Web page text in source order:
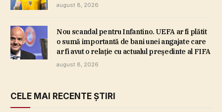
august 8, 2026
Nou scandal pentru Infantino. UEFA ar fi plătit
o sumă importantă de bani unei angajate care
ar fi avut o relaţie cu actualul preşedinte al FIFA
august 8, 2026
CELE MAI RECENTE ȘTIRI